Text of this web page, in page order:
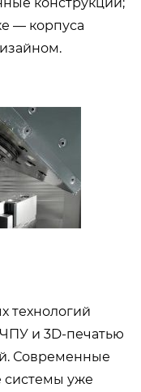
— корпуса
технологий
и 3D-печатью
Современные
системы уже